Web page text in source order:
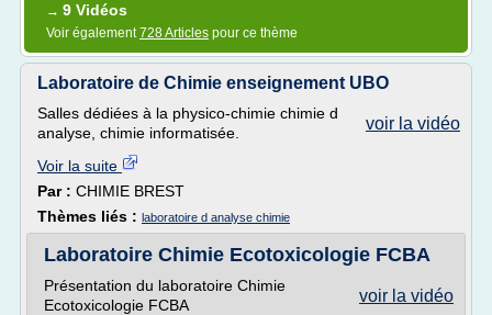
→ 9 Vidéos
Voir également728 Articles pour ce thème
Laboratoire de Chimie enseignement UBO
voir la vidéo
Salles dédiées à la physico-chimie chimie d
analyse, chimie informatisée.
Voir la suite
Par : CHIMIE BREST
Thèmes liés : laboratoire d analyse chimie
Laboratoire Chimie Ecotoxicologie FCBA
voir la vidéo
Présentation du laboratoire Chimie
Ecotoxicologie FCBA